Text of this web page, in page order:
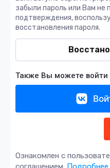
забыли пароль или Вам не
подтверждения,
восстановления пароля.
Также Вы можете войти
Ознакомлен с